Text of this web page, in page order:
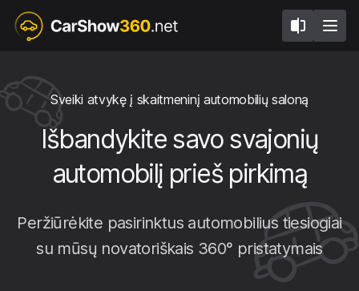
Sveiki atvykę į skaitmeninį automobilių saloną
Išbandykite savo svajonių
automobilį prieš pirkimą
Peržiūrėkite pasirinktus automobilius tiesiogiai
su mūsų novatoriškais 360° pristatymais